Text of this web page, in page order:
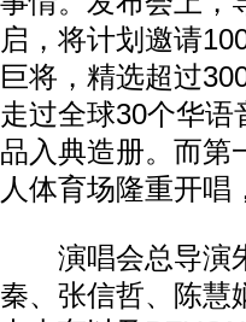
启，将计划邀请
巨将，精选超过
走过全球30个华
品入典造册。而第
人体育场隆重开唱
演唱会总导演朱
秦、张信哲、陈慧